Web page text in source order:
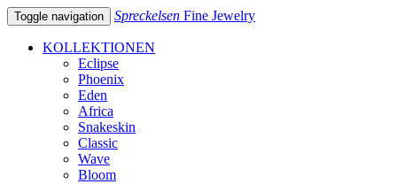
Toggle navigation Spreckelsen Fine Jewelry
KOLLEKTIONEN
Eclipse
Phoenix
Eden
Africa
Snakeskin
Classic
Wave
Bloom